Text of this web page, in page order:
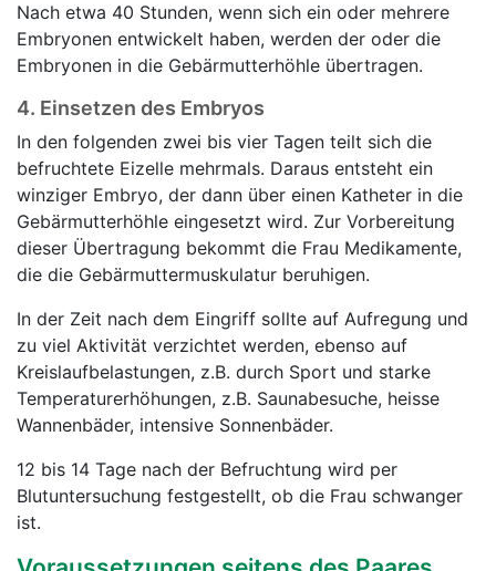
Nach etwa 40 Stunden, wenn sich ein oder mehrere
Embryonen entwickelt haben, werden der oder die
Embryonen in die Gebärmutterhöhle übertragen.
4. Einsetzen des Embryos
In den folgenden zwei bis vier Tagen teilt sich die
befruchtete Eizelle mehrmals. Daraus entsteht ein
winziger Embryo, der dann über einen Katheter in die
Gebärmutterhöhle eingesetzt wird. Zur Vorbereitung
dieser Übertragung bekommt die Frau Medikamente,
die die Gebärmuttermuskulatur beruhigen.
In der Zeit nach dem Eingriff sollte auf Aufregung und
zu viel Aktivität verzichtet werden, ebenso auf
Kreislaufbelastungen, z.B. durch Sport und starke
Temperaturerhöhungen, z.B. Saunabesuche, heisse
Wannenbäder, intensive Sonnenbäder.
12 bis 14 Tage nach der Befruchtung wird per
Blutuntersuchung festgestellt, ob die Frau schwanger
ist.